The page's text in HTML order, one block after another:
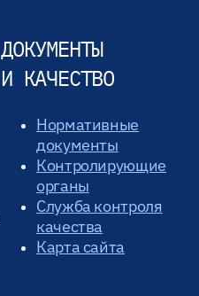
ДОКУМЕНТЫ
И КАЧЕСТВО
Нормативные
документы
Контролирующие
органы
Служба контроля
качества
Карта сайта